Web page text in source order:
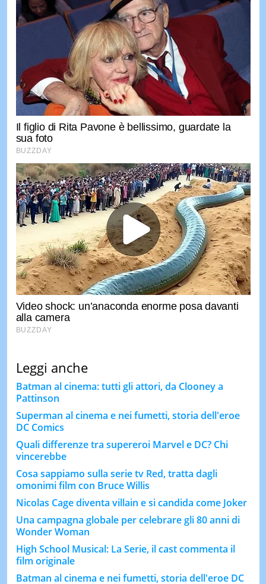
Leggi anche
Batman al cinema: tutti gli attori, da Clooney a
Pattinson
Superman al cinema e nei fumetti, storia dell'eroe
DC Comics
Quali differenze tra supereroi Marvel e DC? Chi
vincerebbe
Cosa sappiamo sulla serie tv Red, tratta dagli
omonimi film con Bruce Willis
Nicolas Cage diventa villain e si candida come Joker
Una campagna globale per celebrare gli 80 anni di
Wonder Woman
High School Musical: La Serie, il cast commenta il
film originale
Batman al cinema e nei fumetti, storia dell'eroe DC